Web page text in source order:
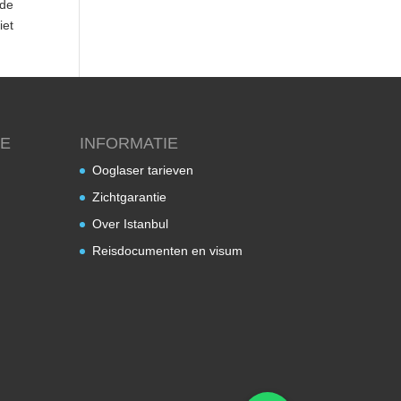
INFORMATIE
Ooglaser tarieven
Zichtgarantie
Over Istanbul
Reisdocumenten en visum